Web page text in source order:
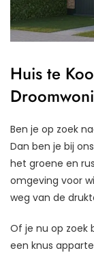
Huis te
Ben je op zoek
Dan ben je bij
het groene en
omgeving voor
weg van de
Of je nu op zoek
een knus